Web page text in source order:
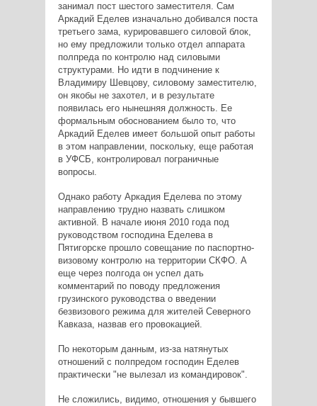
занимал пост шестого заместителя. Сам
Аркадий Еделев изначально добивался поста
третьего зама, курировавшего силовой блок,
но ему предложили только отдел аппарата
полпреда по контролю над силовыми
структурами. Но идти в подчинение к
Владимиру Шевцову, силовому заместителю,
он якобы не захотел, и в результате
появилась его нынешняя должность. Ее
формальным обоснованием было то, что
Аркадий Еделев имеет большой опыт работы
в этом направлении, поскольку, еще работая
в УФСБ, контролировал пограничные
вопросы.
Однако работу Аркадия Еделева по этому
направлению трудно назвать слишком
активной. В начале июня 2010 года под
руководством господина Еделева в
Пятигорске прошло совещание по паспортно-
визовому контролю на территории СКФО. А
еще через полгода он успел дать
комментарий по поводу предложения
грузинского руководства о введении
безвизового режима для жителей Северного
Кавказа, назвав его провокацией.
По некоторым данным, из-за натянутых
отношений с полпредом господин Еделев
практически "не вылезал из командировок".
Не сложились, видимо, отношения у бывшего